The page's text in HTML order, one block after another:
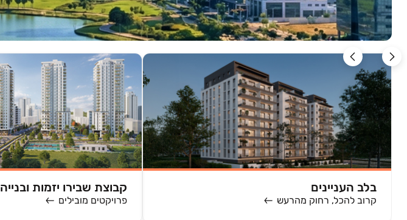
בלב העניינים
קרוב להכל, רחוק מהרעש
קבוצת שבירו יזמות ובנייה
פרויקטים מובילים